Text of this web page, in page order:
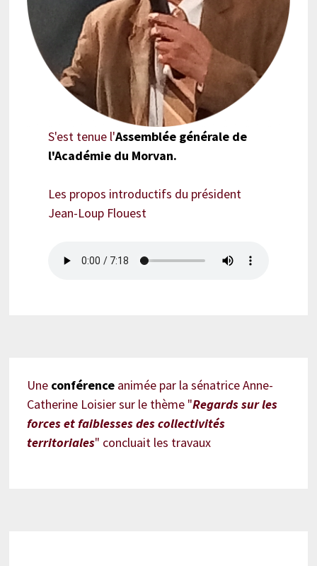
S'est tenue l'Assemblée générale de
l'Académie du Morvan.
Les propos introductifs du président
Jean-Loup Flouest
Une conférence animée par la sénatrice Anne-
Catherine Loisier sur le thème "Regards sur les
forces et faiblesses des collectivités
territoriales" concluait les travaux